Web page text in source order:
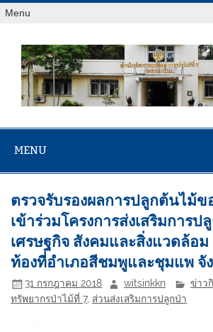
Menu
(
MENU
ตรวจรับรองผลการปลูกต้นไม้ข
เข้าร่วมโครงการส่งเสริมการป
เศรษฐกิจ สังคมและสิ่งแวดล้อม
ท้องที่อำเภอสีชมพูและชุมแพ
31 กรกฎาคม 2018 witsinkkn
ข่าว
ทรัพยากรป่าไม้ที่ 7, ส่วนส่งเสริมการปลูกป่า